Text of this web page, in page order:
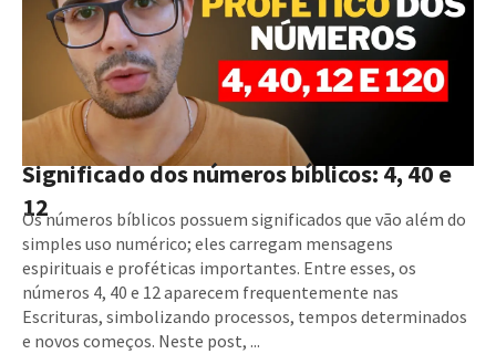
Significado dos números bíblicos: 4, 40 e
12
Os números bíblicos possuem significados que vão além do
simples uso numérico; eles carregam mensagens
espirituais e proféticas importantes. Entre esses, os
números 4, 40 e 12 aparecem frequentemente nas
Escrituras, simbolizando processos, tempos determinados
e novos começos. Neste post, ...